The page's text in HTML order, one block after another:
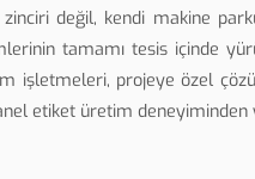
değil, kendi makine
tamamı tesis içinde
işletmeleri, projeye özel
etiket üretim